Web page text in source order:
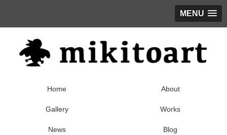
MENU
Home About
Gallery Works
News Blog